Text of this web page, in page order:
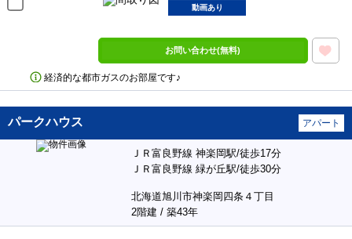
動画あり
お問い合わせ(無料)
経済的な都市ガスのお部屋です♪
パークハウス アパート
ＪＲ富良野線 神楽岡駅/徒歩17分
ＪＲ富良野線 緑が丘駅/徒歩30分
北海道旭川市神楽岡四条４丁目
2階建 / 築43年